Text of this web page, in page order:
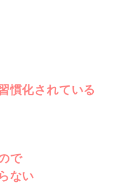
慣化されている
で
ない